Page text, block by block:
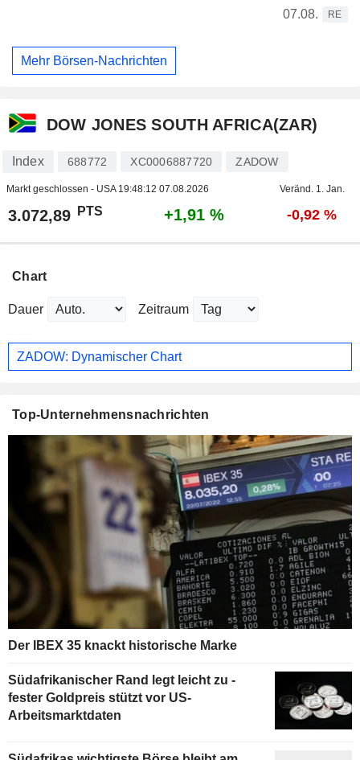
07.08.
RE
Mehr Börsen-Nachrichten
DOW JONES SOUTH AFRICA(ZAR)
Index 688772 XC0006887720 ZADOW
Markt geschlossen - USA 19:48:12 07.08.2026 Veränd. 1. Jan.
3.072,89 PTS +1,91 % -0,92 %
Chart
Dauer Zeitraum
ZADOW: Dynamischer Chart
Top-Unternehmensnachrichten
Der IBEX 35 knackt historische Marke
Südafrikanischer Rand legt leicht zu -
fester Goldpreis stützt vor US-
Arbeitsmarktdaten